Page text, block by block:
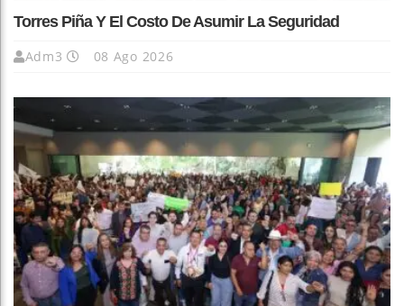
Torres Piña Y El Costo De Asumir La Seguridad
Adm3 08 Ago 2026